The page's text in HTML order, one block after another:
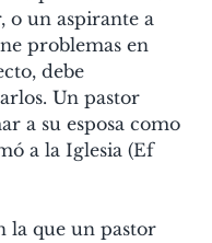
o un aspirante a
problemas en
debe
Un pastor
a su esposa como
a la Iglesia (Ef
la que un pastor